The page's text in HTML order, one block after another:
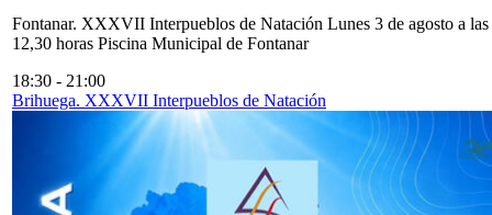
Fontanar. XXXVII Interpueblos de Natación Lunes 3 de agosto a las
12,30 horas Piscina Municipal de Fontanar
18:30 - 21:00
Brihuega. XXXVII Interpueblos de Natación